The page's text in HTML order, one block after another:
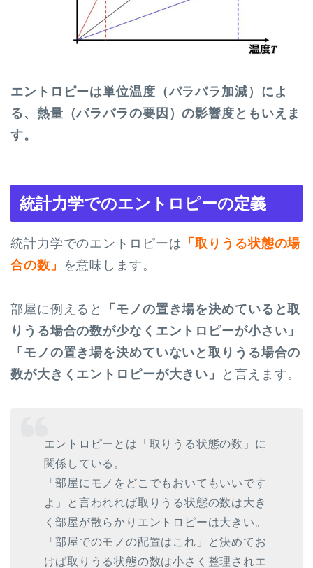
エントロピーは単位温度（バラバラ加減）によ
る、熱量（バラバラの要因）の影響度ともいえま
す。
統計力学でのエントロピーの定義
統計力学でのエントロピーは 「取りうる状態の場
合の数」
を意味します。
部屋に例えると
「モノの置き場を決めていると取
りうる場合の数が少なくエントロピーが小さい」
「モノの置き場を決めていないと取りうる場合の
数が大きくエントロピーが大きい」
と言えます。
エントロピーとは「取りうる状態の数」に
関係している。
「部屋にモノをどこでもおいてもいいです
よ」と言われれば取りうる状態の数は大き
く部屋が散らかりエントロピーは大きい。
「部屋でのモノの配置はこれ」と決めてお
けば取りうる状態の数は小さく整理されエ